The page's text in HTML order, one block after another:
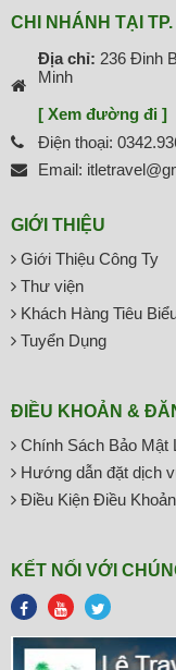
CHI NHÁNH TẠI TP.
Địa chỉ: 236 Đinh
Minh
[ Xem đường đi ]
Điện thoại:
Email:
GIỚI THIỆU
Giới Thiệu Công Ty
Thư viện
Khách Hàng Tiêu
Tuyển Dụng
ĐIỀU KHOẢN &
Chính Sách Bảo Mật
Hướng dẫn đặt dịch
Điều Kiện Điều
KẾT NỐI VỚI